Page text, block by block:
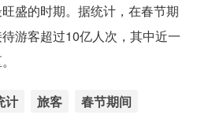
盛的时期。据统计，在春节期
游客超过10亿人次，其中近一
计 旅客 春节期间